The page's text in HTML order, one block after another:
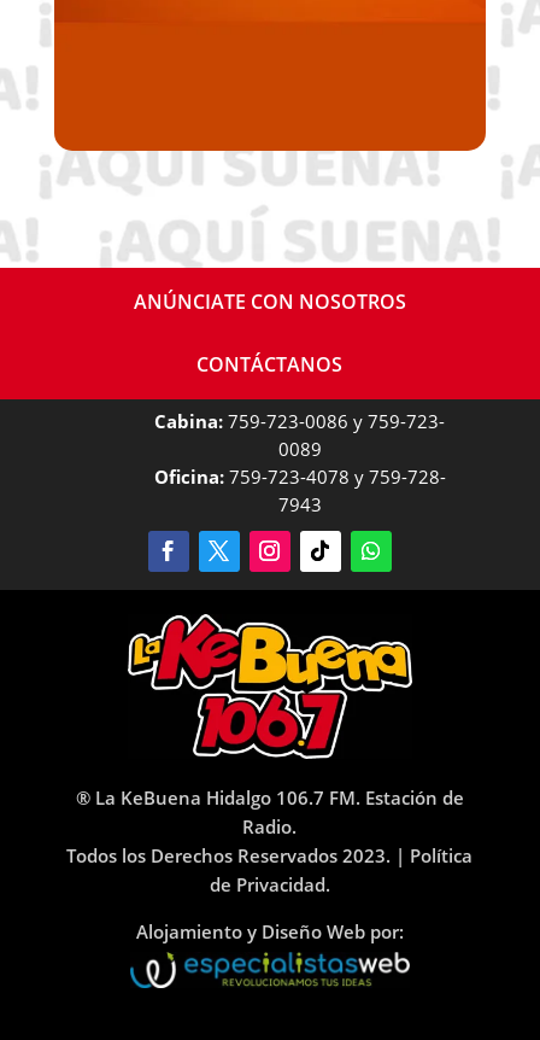
ANÚNCIATE CON NOSOTROS
CONTÁCTANOS
Cabina: 759-723-0086 y 759-723-
0089
Oficina:759-723-4078 y 759-728-
7943
® La KeBuena Hidalgo 106.7 FM. Estación de
Radio.
Todos los Derechos Reservados 2023. | Política
de Privacidad.
Alojamiento y Diseño Web por: